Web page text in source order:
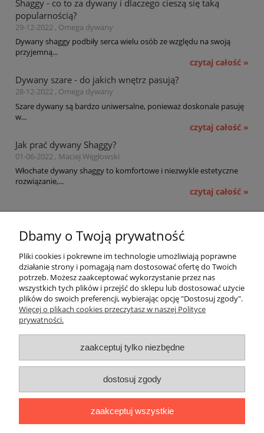
Shaggy - co to za dywany i dlaczego cieszą się taką
popularnością?
29-12-2022 , Omega dywany
Dywany shaggy podbiły serca wielu osób ze względu na swoją
przyjemną...
czytaj całość »
Dywany szare - do jakich wnętrz pasują?
28-12-2022 , Omega dywany
Szare dywany są bardzo uniwersalne, ponieważ doskonale pasuję
w...
czytaj całość »
Jak prać dywany Shaggy?
01-06-2022 , Maciej Węgłowski
Włochate dywany shaggy to komfortowe i niezwykle estetyczne
rozwiązanie,...
czytaj całość »
Płatności i dostawa
Informacje
O nas
Witosz i Spółka
44-203 Rybnik ul. Brzezińska 50c
telefon:511760570
Facebook
Dbamy o Twoją prywatność
Pliki cookies i pokrewne im technologie umożliwiają poprawne
działanie strony i pomagają nam dostosować ofertę do Twoich
potrzeb. Możesz zaakceptować wykorzystanie przez nas
wszystkich tych plików i przejść do sklepu lub dostosować użycie
plików do swoich preferencji, wybierając opcję "Dostosuj zgody".
Więcej o plikach cookies przeczytasz w naszej Polityce
prywatności.
zaakceptuj tylko niezbędne
dostosuj zgody
zaakceptuj wszystkie